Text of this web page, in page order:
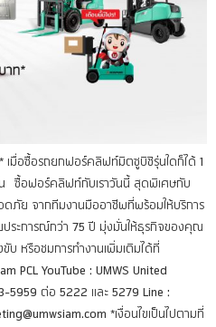
มื่อซื้อรถยกฟอร์คลิฟท์มิตซูบิชิรุ่นใดก็ได้ 1
ซื้อฟอร์คลิฟท์กับเราวันนี้ สุดพิเศษกับ
ภัย จากทีมงานมืออาชีพที่พร้อมให้บริการ
ระการณ์กว่า 75 ปี มุ่งมั่นให้ธุรกิจของคุณ
บ หรือชมการทำงานเพิ่มเติมได้ที่
PCL YouTube : UMWS United
5959 ต่อ 5222 และ 5279 Line :
*เงื่อนไขเป็นไปตามที่